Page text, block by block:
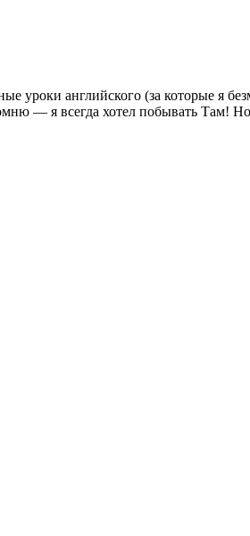
английского (за которые я
— я всегда хотел побывать Там!